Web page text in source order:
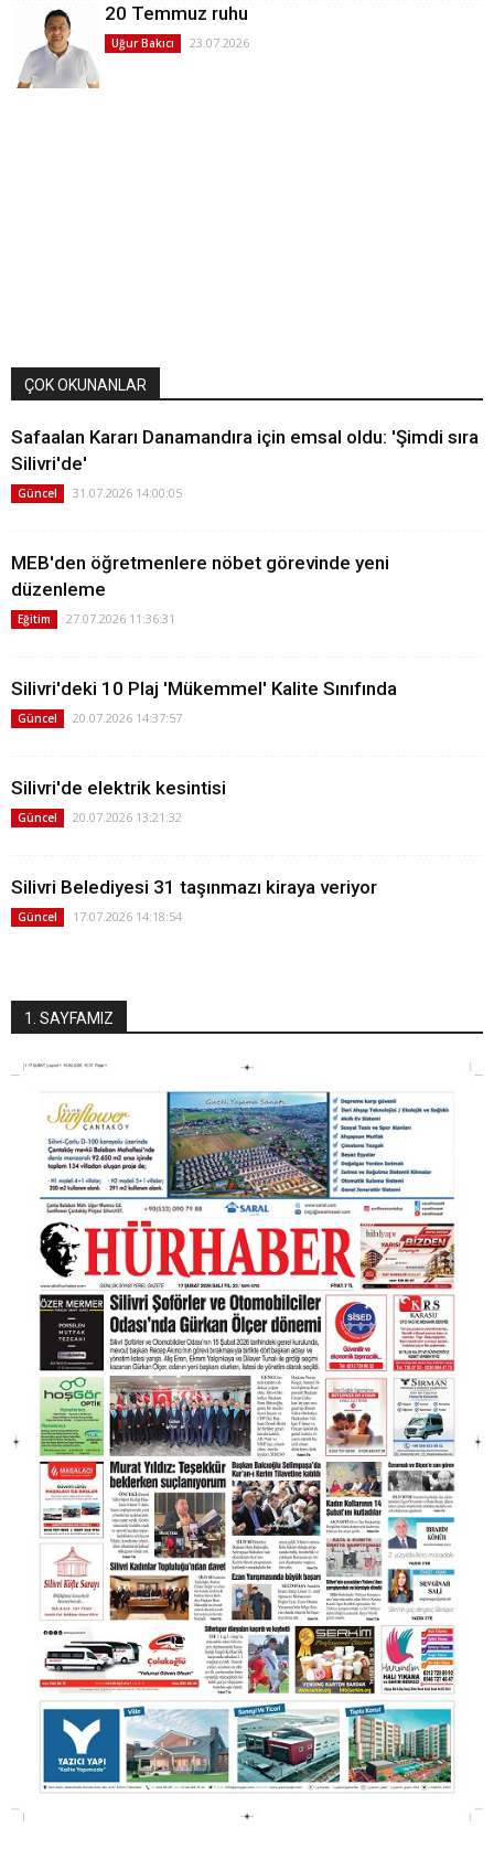
20 Temmuz ruhu
Uğur Bakıcı 23.07.2026
ÇOK OKUNANLAR
Safaalan Kararı Danamandıra için emsal oldu: 'Şimdi sıra
Silivri'de'
Güncel 31.07.2026 14:00:05
MEB'den öğretmenlere nöbet görevinde yeni
düzenleme
Eğitim 27.07.2026 11:36:31
Silivri'deki 10 Plaj 'Mükemmel' Kalite Sınıfında
Güncel 20.07.2026 14:37:57
Silivri'de elektrik kesintisi
Güncel 20.07.2026 13:21:32
Silivri Belediyesi 31 taşınmazı kiraya veriyor
Güncel 17.07.2026 14:18:54
1. SAYFAMIZ